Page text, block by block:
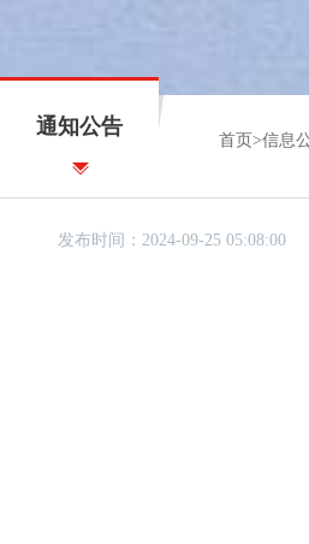
通知公告
首页 >信息
发布时间：2024-09-25 05:08:00